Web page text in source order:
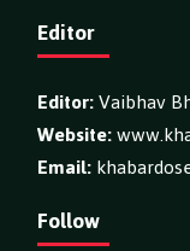
Editor
Editor:Vaibhav
Website:
Email:
Follow